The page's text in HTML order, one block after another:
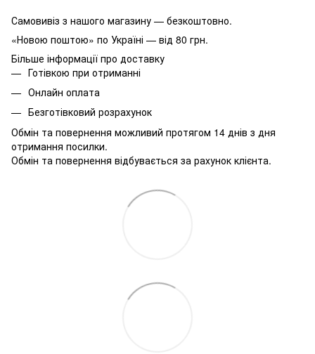
Самовивіз з нашого магазину — безкоштовно.
«Новою поштою» по Україні — від 80 грн.
Більше інформації про доставку
Готівкою при отриманні
Онлайн оплата
Безготівковий розрахунок
Обмін та повернення можливий протягом 14 днів з дня
отримання посилки.
Обмін та повернення відбувається за рахунок клієнта.